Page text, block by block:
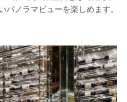
ノラマビューを楽しめます。